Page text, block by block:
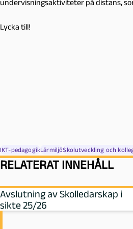
undervisningsaktiviteter på distans,
Lycka till!
IKT-pedagogikLärmiljöSkolutveckling och
RELATERAT INNEHÅLL
Avslutning av Skolledarskap i
sikte 25/26